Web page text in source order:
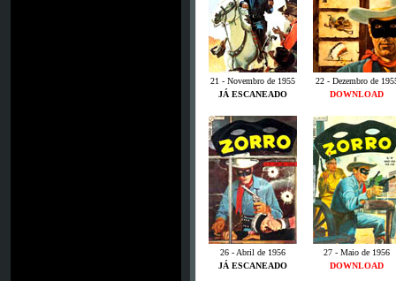
21 - Novembro de 1955
22 - Dezembro de
JÁ ESCANEADO
DOWNLOAD
26 - Abril de 1956
27 - Maio de 1956
JÁ ESCANEADO
DOWNLOAD